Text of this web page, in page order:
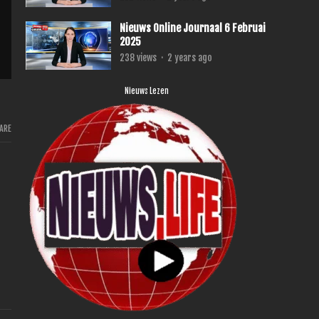
Nieuws Online Journaal 6 Februai
2025
238views · 2 years ago
Nieuws Lezen